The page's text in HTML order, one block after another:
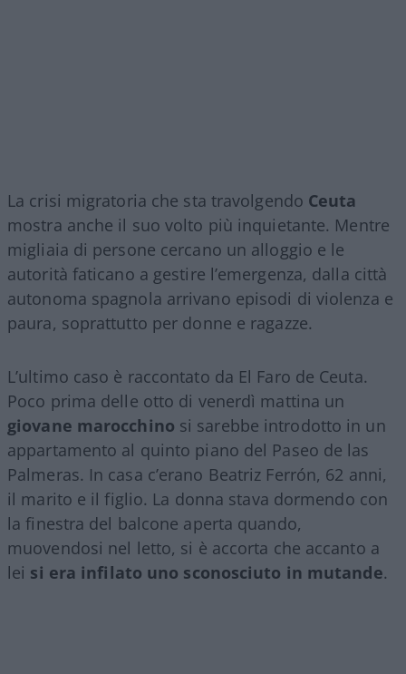
La crisi migratoria che sta travolgendo Ceuta
mostra anche il suo volto più inquietante. Mentre
migliaia di persone cercano un alloggio e le
autorità faticano a gestire l’emergenza, dalla città
autonoma spagnola arrivano episodi di violenza e
paura, soprattutto per donne e ragazze.
L’ultimo caso è raccontato da El Faro de Ceuta.
Poco prima delle otto di venerdì mattina un
giovane marocchino si sarebbe introdotto in un
appartamento al quinto piano del Paseo de las
Palmeras. In casa c’erano Beatriz Ferrón, 62 anni,
il marito e il figlio. La donna stava dormendo con
la finestra del balcone aperta quando,
muovendosi nel letto, si è accorta che accanto a
lei si era infilato uno sconosciuto in mutande.